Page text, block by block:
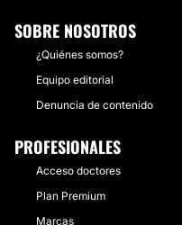
SOBRE NOSOTROS
¿Quiénes somos?
Equipo editorial
Denuncia de contenido
PROFESIONALES
Acceso doctores
Plan Premium
Marcas